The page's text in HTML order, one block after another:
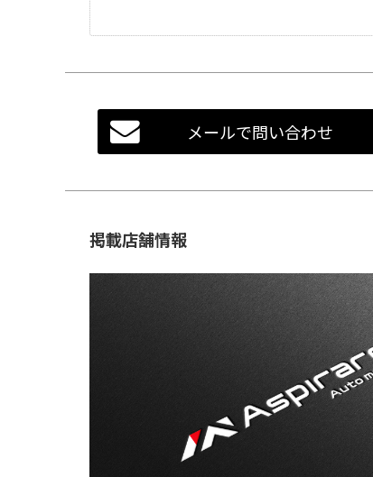
メールで問い合わせ
掲載店舗情報